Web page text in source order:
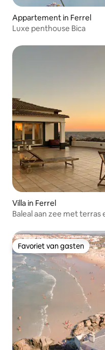
Appartement in Ferrel
Luxe penthouse Bica
Villa in Ferrel
Baleal aan zee met terras
Favoriet van gasten
Favoriet van gasten